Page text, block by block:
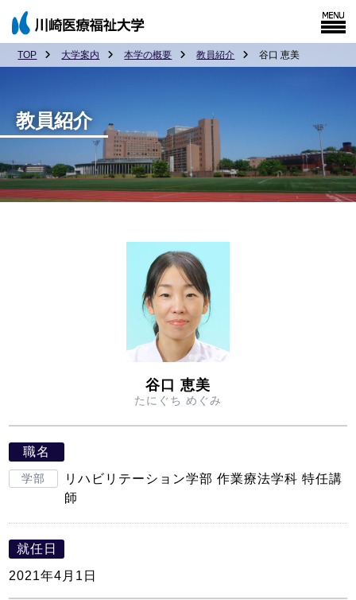
TOP 大学案内 本学の概要 教員紹介 谷口 恵美
教員紹介
谷口 恵美
たにぐち めぐみ
職名
学部
リハビリテーション学部 作業療法学科 特任講
師
就任日
2021年4月1日